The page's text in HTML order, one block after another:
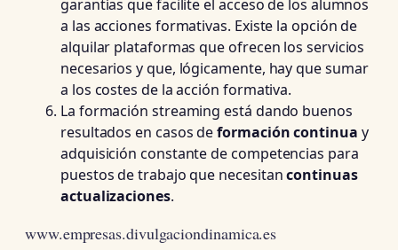
garantías que facilite el acceso de los alumnos
a las acciones formativas. Existe la opción de
alquilar plataformas que ofrecen los servicios
necesarios y que, lógicamente, hay que sumar
a los costes de la acción formativa.
La formación streaming está dando buenos
resultados en casos deformación continua y
adquisición constante de competencias para
puestos de trabajo que necesitancontinuas
actualizaciones.
www.empresas.divulgaciondinamica.es